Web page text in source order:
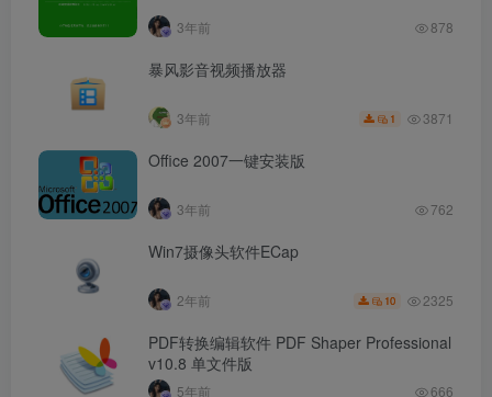
3年前 878
暴风影音视频播放器
3年前 1 3871
Office 2007一键安装版
3年前 762
Win7摄像头软件ECap
2年前 10 2325
PDF转换编辑软件 PDF Shaper Professional
v10.8 单文件版
5年前 666